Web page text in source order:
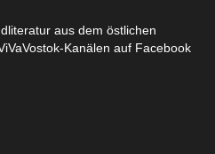
aus dem östlichen
Kanälen auf Facebook